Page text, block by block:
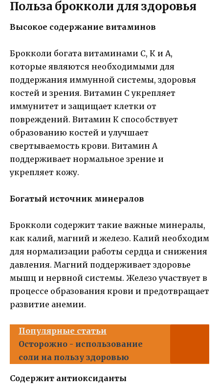
Польза брокколи для здоровья
Высокое содержание витаминов
Брокколи богата витаминами C, К и A,
которые являются необходимыми для
поддержания иммунной системы, здоровья
костей и зрения. Витамин С укрепляет
иммунитет и защищает клетки от
повреждений. Витамин К способствует
образованию костей и улучшает
свертываемость крови. Витамин А
поддерживает нормальное зрение и
укрепляет кожу.
Богатый источник минералов
Брокколи содержит такие важные минералы,
как калий, магний и железо. Калий необходим
для нормализации работы сердца и снижения
давления. Магний поддерживает здоровье
мышц и нервной системы. Железо участвует в
процессе образования крови и предотвращает
развитие анемии.
Популярные статьи
Осторожно - использование
соли на пользу здоровью
Содержит антиоксиданты